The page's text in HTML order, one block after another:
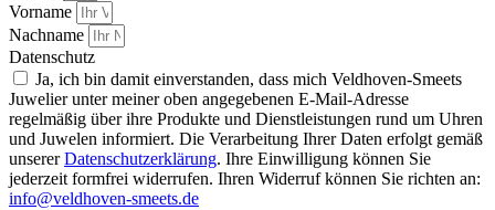
Vorname
Nachname
Datenschutz
Ja, ich bin damit einverstanden, dass mich Veldhoven-Smeets
Juwelier unter meiner oben angegebenen E-Mail-Adresse
regelmäßig über ihre Produkte und Dienstleistungen rund um Uhren
und Juwelen informiert. Die Verarbeitung Ihrer Daten erfolgt gemäß
unsererDatenschutzerklärung. Ihre Einwilligung können Sie
jederzeit formfrei widerrufen. Ihren Widerruf können Sie richten an:
info@veldhoven-smeets.de